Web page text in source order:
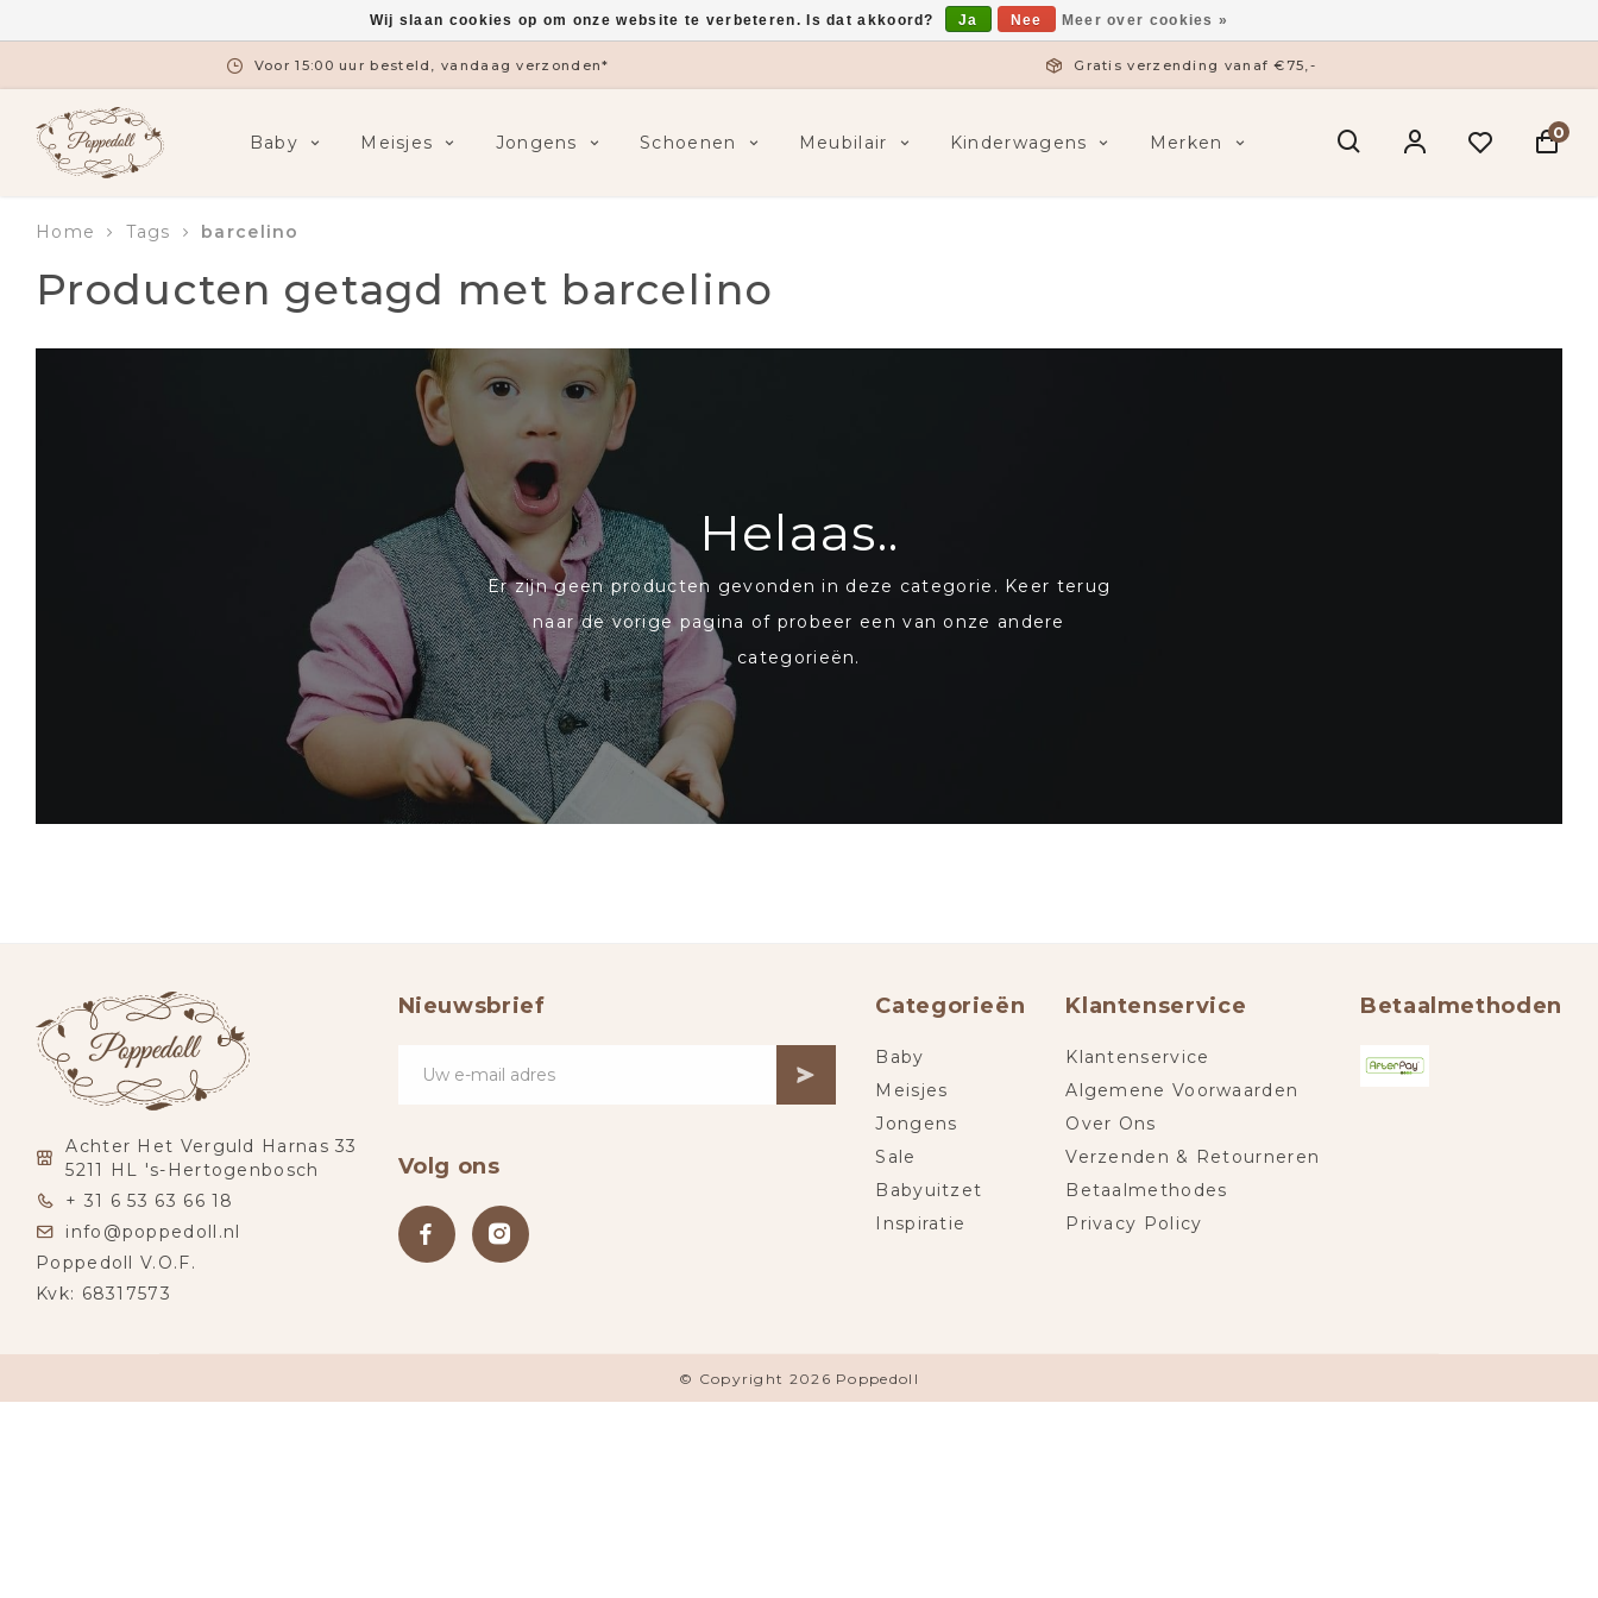
Voor 15:00 uur besteld, vandaag verzonden* Gratis verzending vanaf €75,-
Baby Meisjes Jongens Schoenen Meubilair Kinderwagens Merken 0
Home Tags barcelino
Producten getagd met barcelino
Helaas..
Er zijn geen producten gevonden in deze categorie. Keer terug
naar de vorige pagina of probeer een van onze andere
categorieën.
Achter Het Verguld Harnas 33
5211 HL 's-Hertogenbosch
+ 31 6 53 63 66 18
info@poppedoll.nl
Poppedoll V.O.F.
Kvk: 68317573
Nieuwsbrief
Volg ons
Categorieën
Baby
Meisjes
Jongens
Sale
Babyuitzet
Inspiratie
Klantenservice
Klantenservice
Algemene Voorwaarden
Over Ons
Verzenden & Retourneren
Betaalmethodes
Privacy Policy
Betaalmethoden
© Copyright 2026 Poppedoll
Wij slaan cookies op om onze website te verbeteren. Is dat akkoord? Ja Nee Meer over cookies »